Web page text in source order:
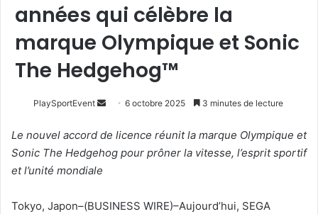
années qui célèbre la
marque Olympique et Sonic
The Hedgehog™
PlaySportEvent
Envoyer
courriel
6 octobre 2025 3 minutes de lecture
Le nouvel accord de licence réunit la marque Olympique et
Sonic The Hedgehog pour prôner la vitesse, l’esprit sportif
et l’unité mondiale
Tokyo, Japon–(BUSINESS WIRE)–Aujourd’hui, SEGA